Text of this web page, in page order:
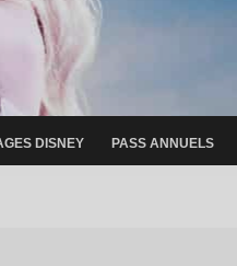
DISNEY PASS ANNUELS